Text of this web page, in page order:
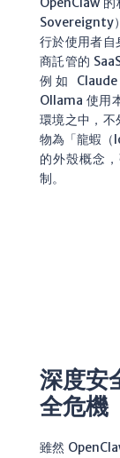
Sovereignty
行於使用者自
商託管的
例如
Ollama 使用
環境之中，不
物為「龍蝦（
的外殼概念
制。
深度安
全危機
雖然